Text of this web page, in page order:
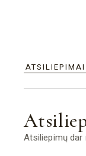
Atsiliepimų dar